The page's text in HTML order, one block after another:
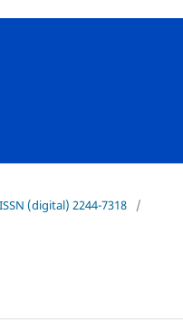
(digital) 2244-7318
/